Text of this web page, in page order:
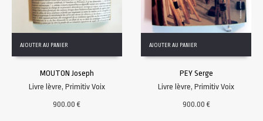
AJOUTER AU PANIER
MOUTON Joseph
Livre lèvre, Primitiv Voix
900.00€
AJOUTER AU PANIER
PEY Serge
Livre lèvre,Primitiv Voix
900.00€